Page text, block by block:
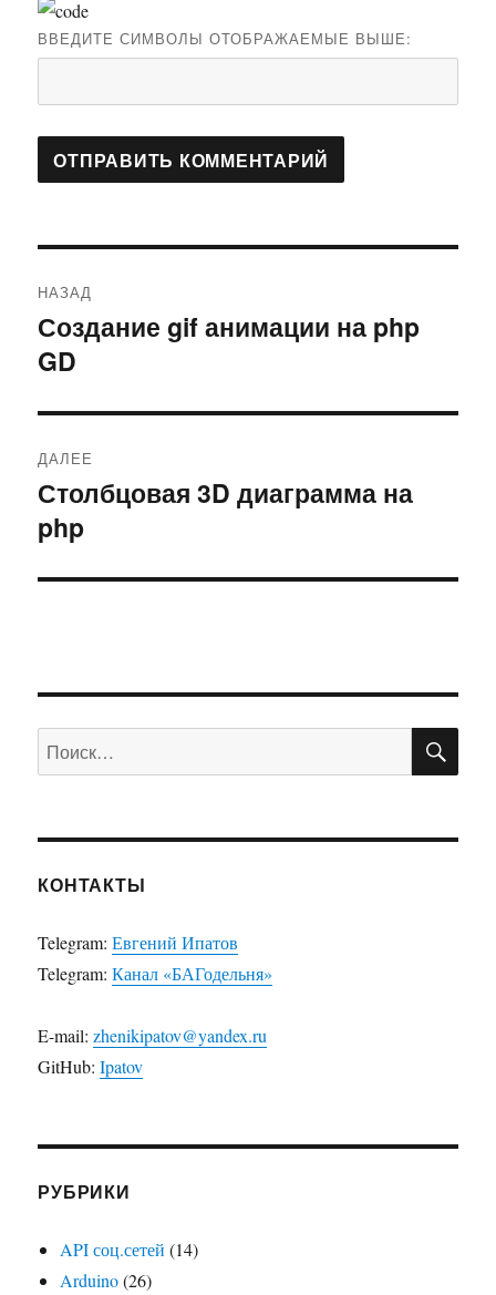
ВВЕДИТЕ СИМВОЛЫ ОТОБРАЖАЕМЫЕ ВЫШЕ:
по
записям
НАЗАД
Предыдущая
запись:
Создание gif анимации на php
GD
ДАЛЕЕ
Следующая
запись:
Столбцовая 3D диаграмма на
php
Искать:
КОНТАКТЫ
Telegram:Евгений Ипатов
Telegram:Канал «БАГодельня»
E-mail:zhenikipatov@yandex.ru
GitHub:Ipatov
РУБРИКИ
API соц.сетей (14)
Arduino(26)